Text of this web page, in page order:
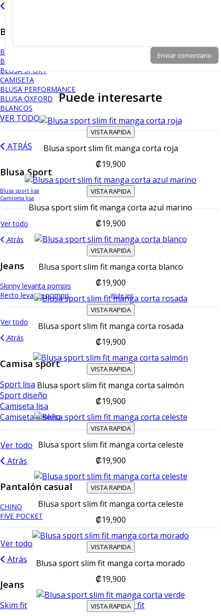
Blusas
Blusas Organic Bambú
BLUSA VESTIR
BLUSA SPORT
CAMISETA
BLUSA PERFORMANCE
BLUSA OXFORD
BLANCOS
VER TODO
ATRÁS
Blusa Sport
Blusa sport lisa
Camiseta lisa
Ver todo
Atrás
Jeans
Skinny levanta pompis
Recto levanta pompis
Wide leg
Ver todo
Atrás
Camisa sport
Sport lisa
Sport diseño
Camiseta lisa
Camiseta diseño
Ver todo
Atrás
Pantalón casual
CHINO
FIVE POCKET
Ver todo
Atrás
Jeans
Skim fit Skinny fit
Enviar comentario
Puede interesarte
VISTA RAPIDA
Blusa sport slim fit manga corta roja
₡19,900
VISTA RAPIDA
Blusa sport slim fit manga corta azul marino
₡19,900
VISTA RAPIDA
Blusa sport slim fit manga corta blanco
₡19,900
VISTA RAPIDA
Blusa sport slim fit manga corta rosada
₡19,900
VISTA RAPIDA
Blusa sport slim fit manga corta salmón
₡19,900
VISTA RAPIDA
Blusa sport slim fit manga corta celeste
₡19,900
VISTA RAPIDA
Blusa sport slim fit manga corta celeste
₡19,900
VISTA RAPIDA
Blusa sport slim fit manga corta morado
₡19,900
VISTA RAPIDA